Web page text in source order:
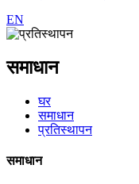
EN
समाधान
घर
समाधान
प्रतिस्थापन
समाधान